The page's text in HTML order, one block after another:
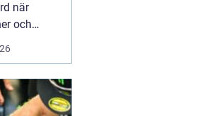
när
och
hjälp
och
vad som
vvs